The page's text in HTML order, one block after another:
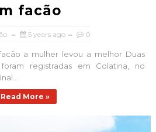
facão
5 years ago 0
a mulher levou a melhor Duas
registradas em Colatina, no
Read More »